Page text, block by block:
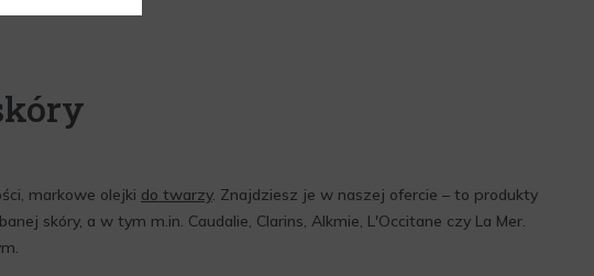
markowe olejki do twarzy. Znajdziesz je w naszej ofercie – to produkty
skóry, a w tym m.in. Caudalie, Clarins, Alkmie, L'Occitane czy La Mer.